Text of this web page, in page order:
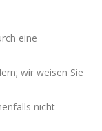
eine
wir weisen Sie
nicht